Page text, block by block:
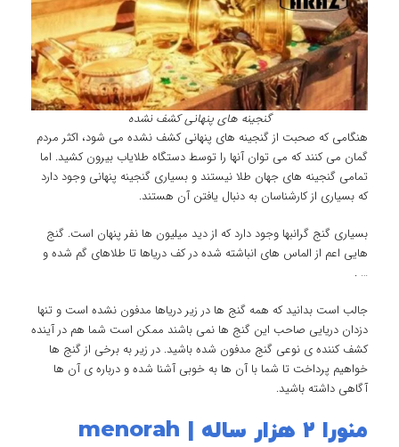
گنجینه های پنهانی کشف نشده
هنگامی که صحبت از گنجینه های پنهانی کشف نشده می شود، اکثر مردم
گمان می کنند که می توان آنها را توسط دستگاه طلایاب بیرون کشید. اما
تمامی گنجینه های جهان طلا نیستند و بسیاری گنجینه پنهانی وجود دارد
که بسیاری از کارشناسان به دنبال یافتن آن هستند.
بسیاری گنج گرانبها وجود دارد که از دید میلیون ها نفر پنهان است. گنج
هایی اعم از الماس های انباشته شده در کف دریاها تا طلاهای گم شده و
… .
جالب است بدانید که همه گنج ها در زیر دریاها مدفون نشده است و تنها
دزدان دریایی صاحب این گنج ها نمی باشند ممکن است شما هم در آینده
کشف کننده ی نوعی گنج مدفون شده باشید. در زیر به برخی از گنج ها
خواهیم پرداخت تا شما با آن ها به خوبی آشنا شده و درباره ی آن ها
آگاهی داشته باشید.
منورا ۲ هزار ساله | menorah